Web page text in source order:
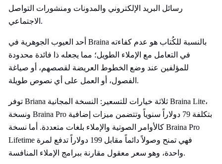
رسائل البريد الإلكتروني والمدونات ومنشورات التواصل
الاجتماعي.
أحد العيوب الجوهرية في Braina بالنسبة للكُتاب هو عدم كفاءته
في التعامل مع الإملاء الطويل؛ مما يجعله ذا فائدة محدودة
للمؤلفين عند وضع الخطوط العريضة لقصصهم، أو صياغة
الفصول، أو العمل على أي نصوص طويلة.
توفر Briana ثلاثة خيارات للتسعير: النسخة المجانية Braina Lite،
ونسخة Braina Pro بتكلفة 79 دولاراً سنوياً وتتضمن ميزات إضافية
كالأوامر الصوتية والإملاء بلغات متعددة. أما نسخة Braina Pro
Lifetime فهي تمنح وصولاً دائماً مقابل 199 دولاراً تدفع لمرة
واحدة، وهو سعر معقول مقارنة ببرامج الإملاء المنافسة.